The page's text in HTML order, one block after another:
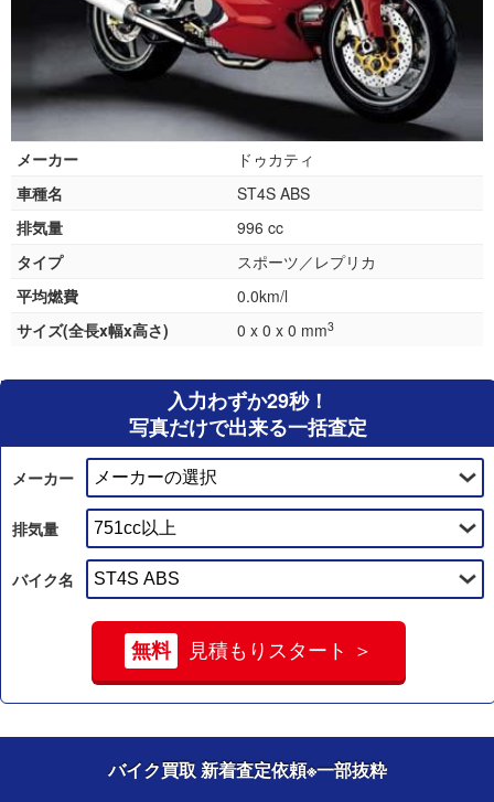
メーカー
ドゥカティ
車種名
ST4S ABS
排気量
996 cc
タイプ
スポーツ／レプリカ
平均燃費
0.0km/l
サイズ(全長x幅x高さ)
0 x 0 x 0 mm3
入力わずか29秒！
写真だけで出来る一括査定
メーカー
排気量
バイク名
無料 見積もりスタート ＞
バイク買取 新着査定依頼※一部抜粋